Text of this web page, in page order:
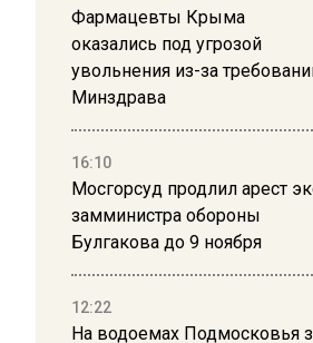
Фармацевты Крыма
оказались под угрозой
увольнения из-за
Минздрава
16:10
Мосгорсуд продлил арест
замминистра обороны
Булгакова до 9 ноября
12:22
На водоемах Подмосковья